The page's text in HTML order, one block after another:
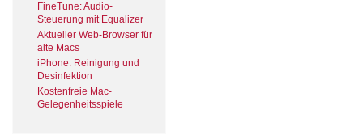
FineTune: Audio-
Steuerung mit Equalizer
Aktueller Web-Browser für
alte Macs
iPhone: Reinigung und
Desinfektion
Kostenfreie Mac-
Gelegenheitsspiele